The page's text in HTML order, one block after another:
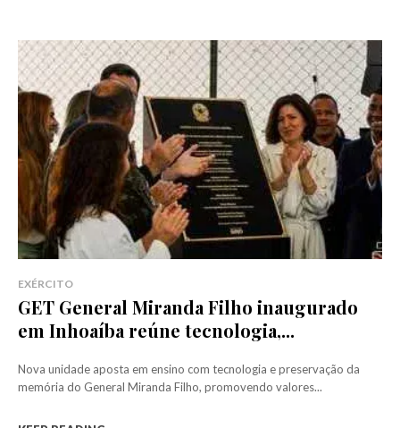
EXÉRCITO
GET General Miranda Filho inaugurado
em Inhoaíba reúne tecnologia,...
Nova unidade aposta em ensino com tecnologia e preservação da
memória do General Miranda Filho, promovendo valores...